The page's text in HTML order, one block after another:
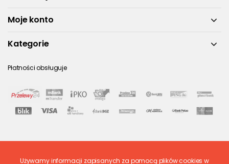
Moje konto
Kategorie
Płatności obsługuje
Używamy informacji zapisanych za pomocą plików cookies w